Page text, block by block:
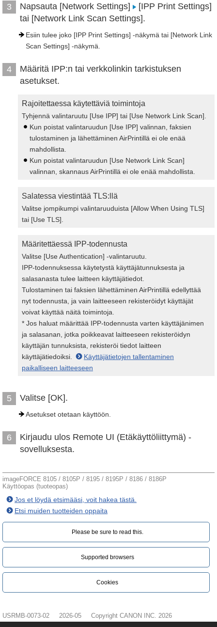
3 Napsauta [Network Settings]
[IPP Print Settings]
tai [Network Link Scan Settings].
Esiin tulee joko [IPP Print Settings] -näkymä tai [Network Link
Scan Settings] -näkymä.
4
Määritä IPP:n tai verkkolinkin tarkistuksen
asetukset.
Rajoitettaessa käytettäviä toimintoja
Tyhjennä valintaruutu [Use IPP] tai [Use Network Link Scan].
Kun poistat valintaruudun [Use IPP] valinnan, faksien
tulostaminen ja lähettäminen AirPrintillä ei ole enää
mahdollista.
Kun poistat valintaruudun [Use Network Link Scan]
valinnan, skannaus AirPrintillä ei ole enää mahdollista.
Salatessa viestintää TLS:llä
Valitse jompikumpi valintaruuduista [Allow When Using TLS]
tai [Use TLS].
Määritettäessä IPP-todennusta
Valitse [Use Authentication] -valintaruutu.
IPP-todennuksessa käytetystä käyttäjätunnuksesta ja
salasanasta tulee laitteen käyttäjätiedot.
Tulostaminen tai faksien lähettäminen AirPrintillä edellyttää
nyt todennusta, ja vain laitteeseen rekisteröidyt käyttäjät
voivat käyttää näitä toimintoja.
* Jos haluat määrittää IPP-todennusta varten käyttäjänimen
ja salasanan, jotka poikkeavat laitteeseen rekisteröidyn
käyttäjän tunnuksista, rekisteröi tiedot laitteen
käyttäjätiedoiksi.
Käyttäjätietojen tallentaminen
paikalliseen laitteeseen
5 Valitse [OK].
Asetukset otetaan käyttöön.
6
Kirjaudu ulos Remote UI (Etäkäyttöliittymä) -
sovelluksesta.
imageFORCE 8105 / 8105P / 8195 / 8195P / 8186 / 8186P
Käyttöopas (tuoteopas)
Jos et löydä etsimääsi, voit hakea tästä.
Etsi muiden tuotteiden oppaita
Please be sure to read this.‎
Supported browsers
Cookies
USRMB-0073-02 2026-05 Copyright CANON INC. 2026